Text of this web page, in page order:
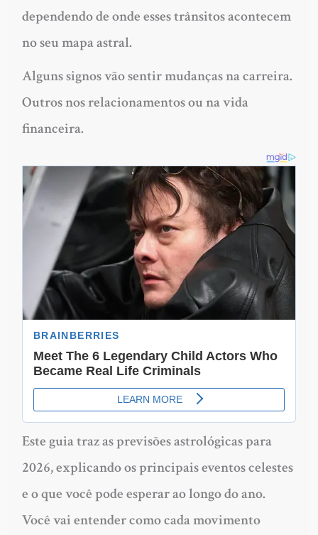
dependendo de onde esses trânsitos acontecem
no seu mapa astral.
Alguns signos vão sentir mudanças na carreira.
Outros nos relacionamentos ou na vida
financeira.
Este guia traz as previsões astrológicas para
2026, explicando os principais eventos celestes
e o que você pode esperar ao longo do ano.
Você vai entender como cada movimento